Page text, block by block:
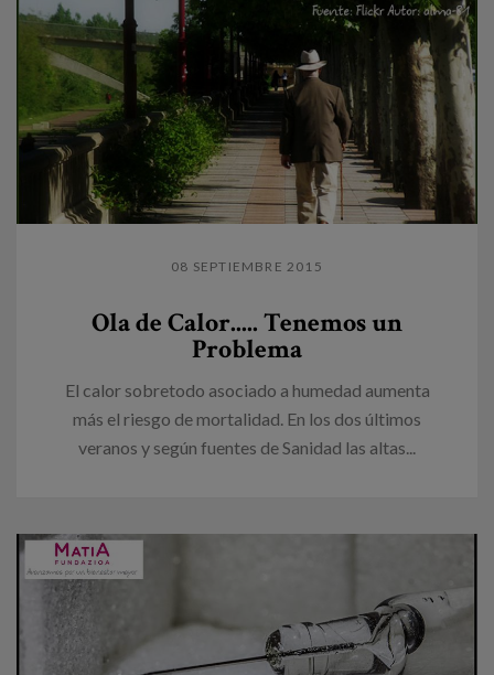
08 SEPTIEMBRE 2015
Ola de Calor..... Tenemos un
Problema
El calor sobretodo asociado a humedad aumenta
más el riesgo de mortalidad. En los dos últimos
veranos y según fuentes de Sanidad las altas...